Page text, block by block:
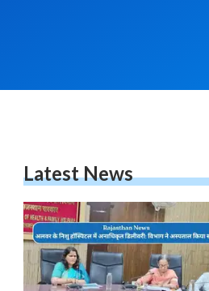
Latest News